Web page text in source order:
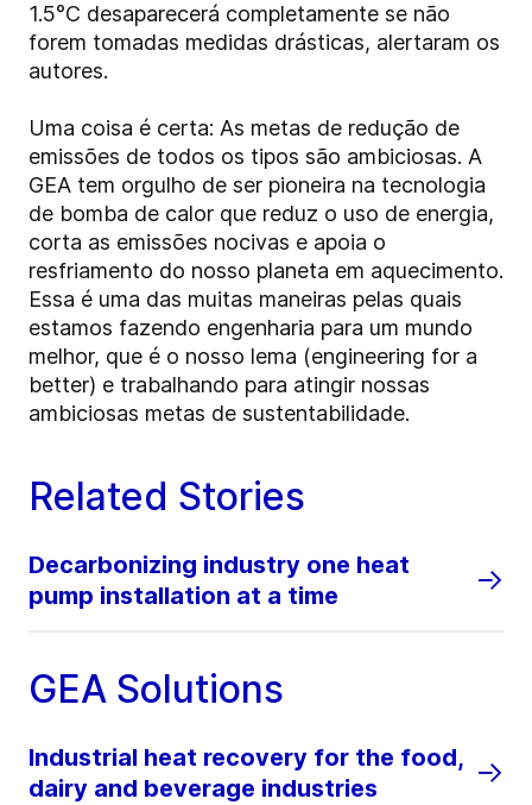
1.5°C desaparecerá completamente se não
forem tomadas medidas drásticas, alertaram os
autores.
Uma coisa é certa: As metas de redução de
emissões de todos os tipos são ambiciosas. A
GEA tem orgulho de ser pioneira na tecnologia
de bomba de calor que reduz o uso de energia,
corta as emissões nocivas e apoia o
resfriamento do nosso planeta em aquecimento.
Essa é uma das muitas maneiras pelas quais
estamos fazendo engenharia para um mundo
melhor, que é o nosso lema (engineering for a
better) e trabalhando para atingir nossas
ambiciosas metas de sustentabilidade.
Related Stories
Decarbonizing industry one heat
pump installation at a time
GEA Solutions
Industrial heat recovery for the food,
dairy and beverage industries